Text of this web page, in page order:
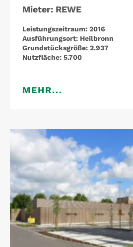
Mieter: REWE
Leistungszeitraum: 2016
Ausführungsort: Heilbronn
Grundstücksgröße: 2.937
Nutzfläche: 5.700
MEHR...